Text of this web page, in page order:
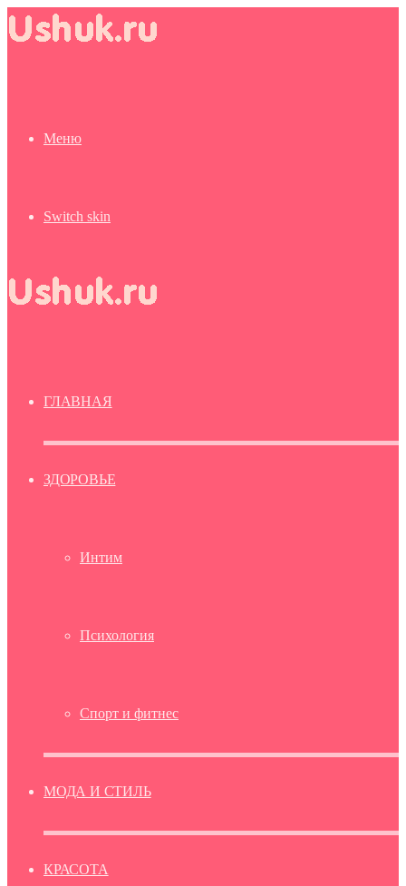
Меню
Switch skin
ГЛАВНАЯ
ЗДОРОВЬЕ
Интим
Психология
Спорт и фитнес
МОДА И СТИЛЬ
КРАСОТА